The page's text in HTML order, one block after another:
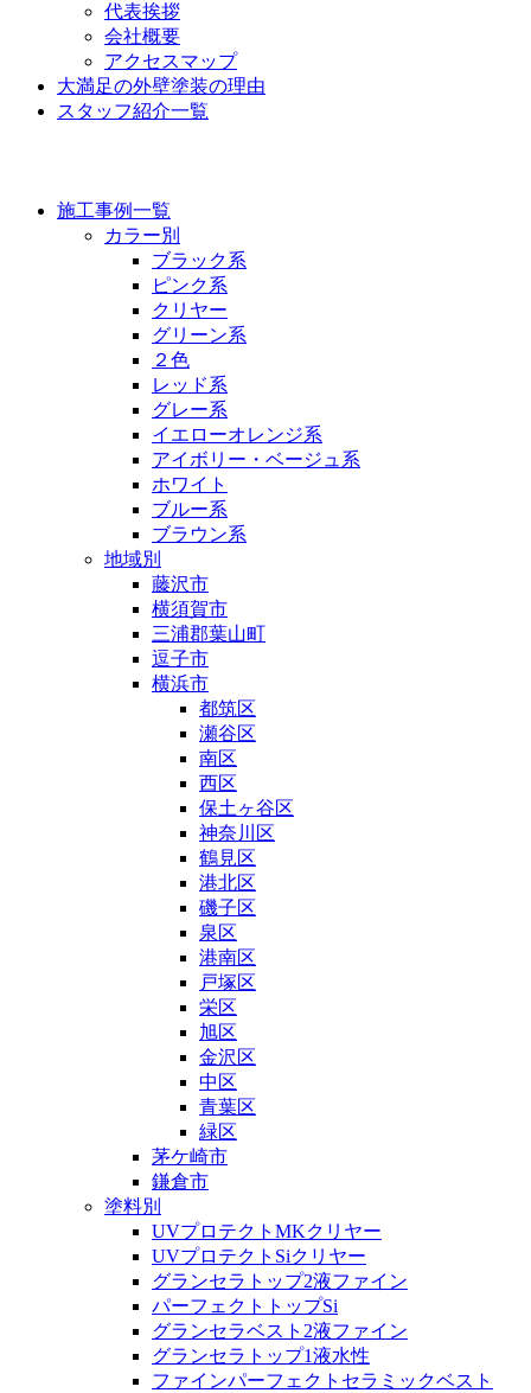
代表挨拶
会社概要
アクセスマップ
大満足の外壁塗装の理由
スタッフ紹介一覧
施工事例一覧
カラー別
ブラック系
ピンク系
クリヤー
グリーン系
２色
レッド系
グレー系
イエローオレンジ系
アイボリー・ベージュ系
ホワイト
ブルー系
ブラウン系
地域別
藤沢市
横須賀市
三浦郡葉山町
逗子市
横浜市
都筑区
瀬谷区
南区
西区
保土ヶ谷区
神奈川区
鶴見区
港北区
磯子区
泉区
港南区
戸塚区
栄区
旭区
金沢区
中区
青葉区
緑区
茅ケ崎市
鎌倉市
塗料別
UVプロテクトMKクリヤー
UVプロテクトSiクリヤー
グランセラトップ2液ファイン
パーフェクトトップSi
グランセラベスト2液ファイン
グランセラトップ1液水性
ファインパーフェクトセラミックベスト